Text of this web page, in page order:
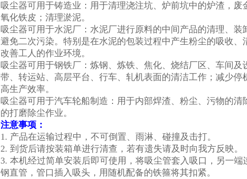
吸尘器可用于铸造业：用于清理浇注坑、炉前坑中的炉渣，废
氧化铁皮；清理淤泥。
吸尘器可用于水泥厂：水泥厂进行原料的中间产品的清理、装
避免二次污染。特别是在水泥的包装过程中产生粉尘的吸收、
改善工人的作业环境。
吸尘器可用于钢铁厂：炼钢、炼铁、焦化、烧结厂区、车间及
带、转运站、高层平台、行车、轧机表面的清洁工作；减少停
高生产效率。
吸尘器可用于汽车轮船制造：用于内部焊渣、粉尘、污物的清
的打磨除尘作业。
注意事项：
1. 产品在运输过程中，不可倒置、雨淋、碰撞及击打。
2. 到货后请按装箱单进行清查，若有遗失请及时向我方反映。
3. 本机经过简单安装后即可使用，将吸尘管套入吸口，另一端
钢直管，管口插入吸头，用随机配备的铁箍将其扣紧。